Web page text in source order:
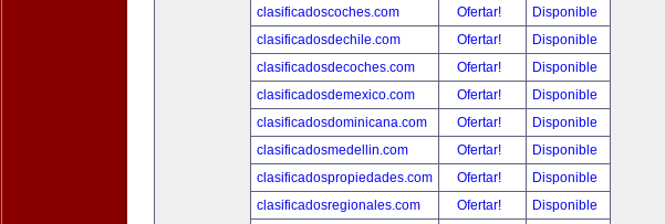
clasificadoscoches.com
Ofertar!
Disponible
clasificadosdechile.com
Ofertar!
Disponible
clasificadosdecoches.com
Ofertar!
Disponible
clasificadosdemexico.com
Ofertar!
Disponible
clasificadosdominicana.com
Ofertar!
Disponible
clasificadosmedellin.com
Ofertar!
Disponible
clasificadospropiedades.com
Ofertar!
Disponible
clasificadosregionales.com
Ofertar!
Disponible